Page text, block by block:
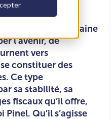
incertaine
l’avenir, de
vers
constituer des
Ce type
sa stabilité, sa
fiscaux qu’il offre,
Qu’il s’agisse